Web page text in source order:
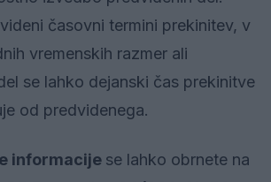
časovni termini prekinitev, v
vremenskih razmer ali
se lahko dejanski čas prekinitve
od predvidenega.
informacije se lahko obrnete na